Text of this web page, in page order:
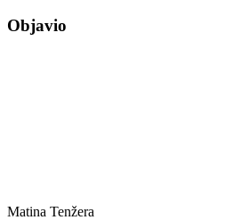
Objavio
Matina Tenžera